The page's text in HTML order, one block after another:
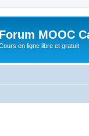
Forum MOOC
en ligne libre et gratuit